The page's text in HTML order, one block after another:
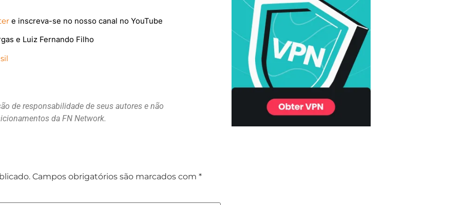
e inscreva-se no nosso canal no YouTube
e Luiz Fernando Filho
de responsabilidade de seus autores e não
da FN Network.
Campos obrigatórios são marcados com*